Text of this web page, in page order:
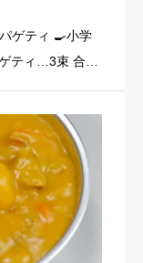
ゲティ 🍳小学
ティ…3束 合い
[…]